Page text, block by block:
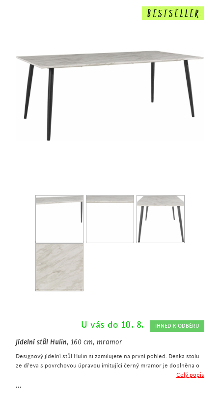
U vás do 10. 8. IHNED K ODBĚRU
Jídelní stůl Hulin, 160 cm, mramor
Designový jídelní stůl Hulin si zamilujete na první pohled. Deska stolu
ze dřeva s povrchovou úpravou imitující černý mramor je doplněna o
černou kovovou podnož. Celkový vzhled stolu perfektně doplní
...
Celý popis